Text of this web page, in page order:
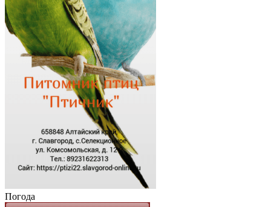
Погода